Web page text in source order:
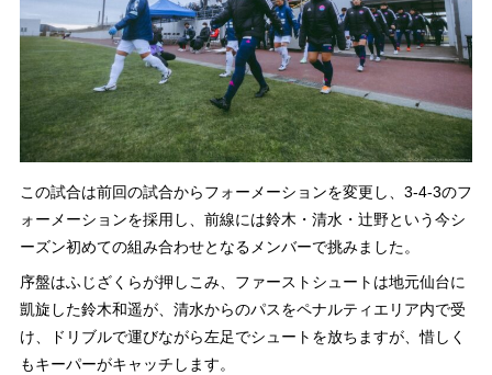
この試合は前回の試合からフォーメーションを変更し、3-4-3のフ
ォーメーションを採用し、前線には鈴木・清水・辻野という今シ
ーズン初めての組み合わせとなるメンバーで挑みました。
序盤はふじざくらが押しこみ、ファーストシュートは地元仙台に
凱旋した鈴木和遥が、清水からのパスをペナルティエリア内で受
け、ドリブルで運びながら左足でシュートを放ちますが、惜しく
もキーパーがキャッチします。